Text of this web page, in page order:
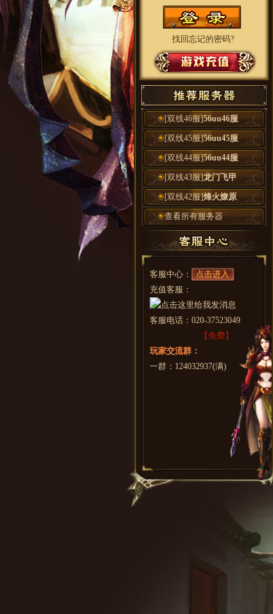
找回忘记的密码?
[双线46服]56uu46服
[双线45服]56uu45服
[双线44服]56uu44服
[双线43服]龙门飞甲
[双线42服]烽火燎原
查看所有服务器
客服中心：
点击进入
充值客服：
客服电话： 020-37523049
【免费】
玩家交流群：
一群：124032937(满)